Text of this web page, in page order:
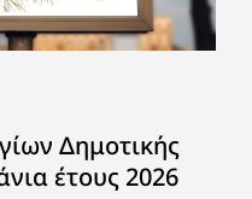
Δημοτικής
έτους 2026